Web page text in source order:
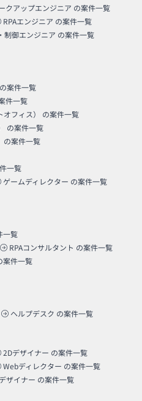
クアップエンジニア の案件一覧
RPAエンジニア の案件一覧
制御エンジニア の案件一覧
の案件一覧
件一覧
フィス）
の案件一覧
の案件一覧
の案件一覧
一覧
ゲームディレクター の案件一覧
一覧
RPAコンサルタント の案件一覧
案件一覧
ヘルプデスク の案件一覧
2Dデザイナー の案件一覧
Webディレクター の案件一覧
ザイナー の案件一覧